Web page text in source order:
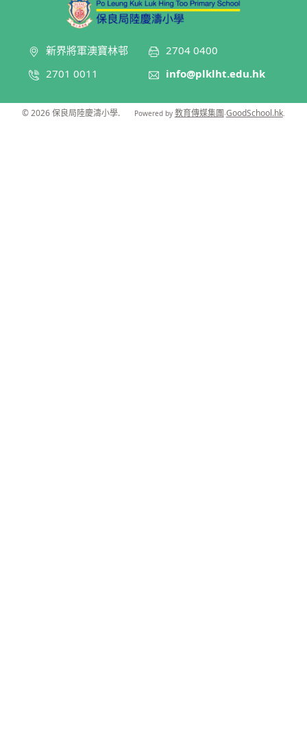
新界將軍澳寶林邨
2701 0011
2704 0400
info@plklht.edu.hk
© 2026保良局陸慶濤小學. Powered by 教育傳媒集團‧GoodSchool.hk.